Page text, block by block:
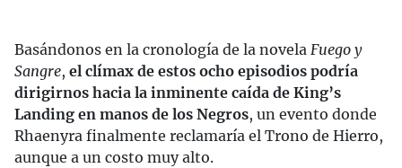
Basándonos en la cronología de la novela Fuego y
Sangre, el clímax de estos ocho episodios podría
dirigirnos hacia la inminente caída de King’s
Landing en manos de los Negros, un evento donde
Rhaenyra finalmente reclamaría el Trono de Hierro,
aunque a un costo muy alto.